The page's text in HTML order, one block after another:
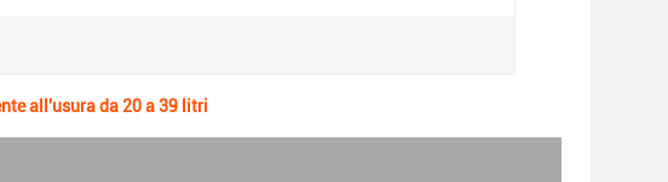
all'usura da 20 a 39 litri